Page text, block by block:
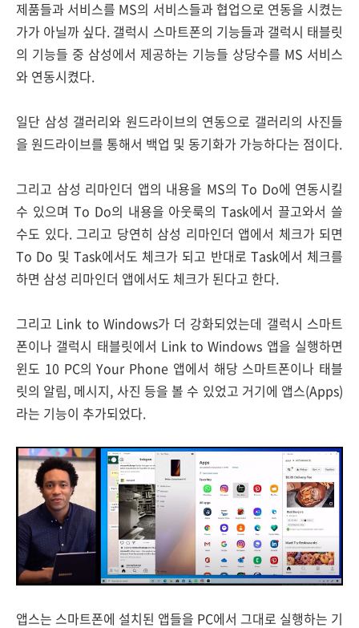
제품들과 서비스를 MS의 서비스들과 협업으로 연동을 시켰는
가가 아닐까 싶다. 갤럭시 스마트폰의 기능들과 갤럭시 태블릿
의 기능들 중 삼성에서 제공하는 기능들 상당수를 MS 서비스
와 연동시켰다.
일단 삼성 갤러리와 원드라이브의 연동으로 갤러리의 사진들
을 원드라이브를 통해서 백업 및 동기화가 가능하다는 점이다.
그리고 삼성 리마인더 앱의 내용을 MS의 To Do에 연동시킬
수 있으며 To Do의 내용을 아웃룩의 Task에서 끌고와서 쓸
수도 있다. 그리고 당연히 삼성 리마인더 앱에서 체크가 되면
To Do 및 Task에서도 체크가 되고 반대로 Task에서 체크를
하면 삼성 리마인더 앱에서도 체크가 된다고 한다.
그리고 Link to Windows가 더 강화되었는데 갤럭시 스마트
폰이나 갤럭시 태블릿에서 Link to Windows 앱을 실행하면
윈도 10 PC의 Your Phone 앱에서 해당 스마트폰이나 태블
릿의 알림, 메시지, 사진 등을 볼 수 있었고 거기에 앱스(Apps)
라는 기능이 추가되었다.
앱스는 스마트폰에 설치된 앱들을 PC에서 그대로 실행하는 기